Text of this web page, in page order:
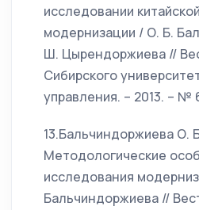
исследовании
модернизации / О. Б.
Ш. Цырендоржиева //
Сибирского
управления. – 2013. – №
13.Бальчиндоржиева О.
Методологические
исследования
Бальчиндоржиева //